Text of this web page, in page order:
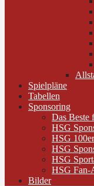
Spielpläne
Tabellen
Sponsoring
Das Beste
HSG
HSG
HSG
HSG
HSG Fan-
Bilder